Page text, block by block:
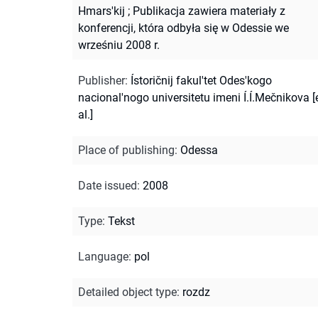
Hmars'kij ; Publikacja zawiera materiały z
konferencji, która odbyła się w Odessie we
wrześniu 2008 r.
Publisher: Ístoričnij fakul'tet Odes'kogo
nacional'nogo universitetu imeni Í.Í.Mečnikova
al.]
Place of publishing: Odessa
Date issued: 2008
Type: Tekst
Language: pol
Detailed object type: rozdz